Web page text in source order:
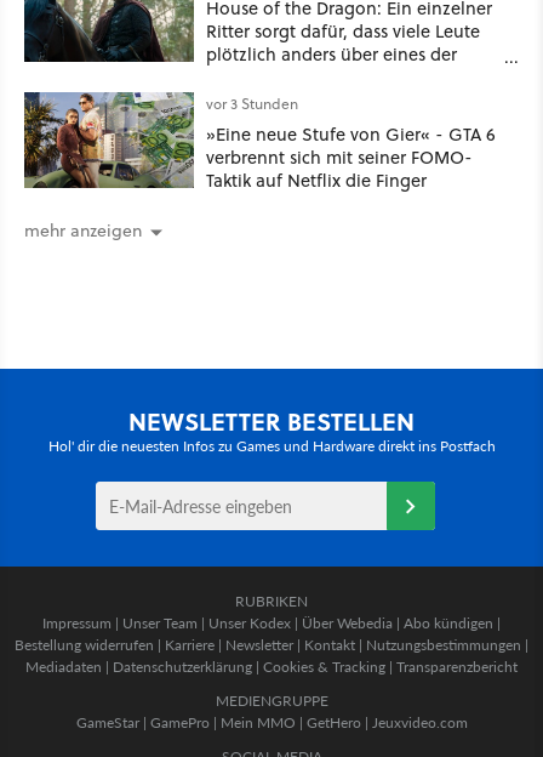
House of the Dragon: Ein einzelner
Ritter sorgt dafür, dass viele Leute
plötzlich anders über eines der
Thrones denken
vor 3 Stunden
»Eine neue Stufe von Gier« - GTA 6
verbrennt sich mit seiner FOMO-
Taktik auf Netflix die Finger
mehr anzeigen
NEWSLETTER BESTELLEN
Hol' dir die neuesten Infos zu Games und Hardware direkt ins Postfach
RUBRIKEN
Impressum | Unser Team | Unser Kodex | Über Webedia | Abo kündigen |
Bestellung widerrufen | Karriere | Newsletter | Kontakt | Nutzungsbestimmungen |
Mediadaten | Datenschutzerklärung | Cookies & Tracking | Transparenzbericht
MEDIENGRUPPE
GameStar| GamePro | Mein MMO | GetHero | Jeuxvideo.com